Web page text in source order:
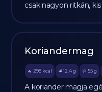
csak nagyon ritkán,
Koriandermag
🔥 298 kcal 🥩 12.4 g 🥔 55g
A koriander magja